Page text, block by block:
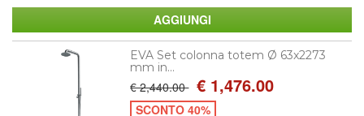
EVA Set colonna totem Ø 63x2273
mm in...
€ 2,440.00 € 1,476.00
SCONTO 40%